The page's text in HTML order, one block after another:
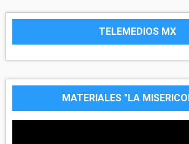
TELEMEDIOS MX
MATERIALES "LA